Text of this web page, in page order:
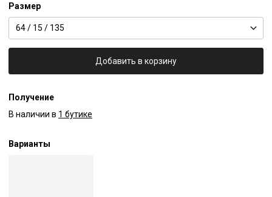
Размер
64 / 15 / 135
Добавить в корзину
Получение
В наличии в 1 бутике
Варианты